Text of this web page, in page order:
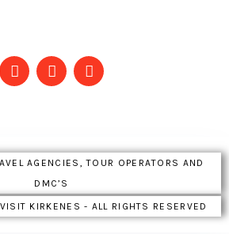
AGENCIES, TOUR OPERATORS AND
DMC’S
KIRKENES - ALL RIGHTS RESERVED